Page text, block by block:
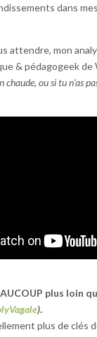
dans
attendre, mon
& pédagogeek de
chaude, ou si tu n’as
plus loin
).
plus de clés